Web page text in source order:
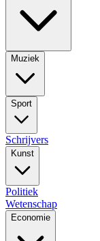
Muziek
Sport
Schrijvers
Kunst
Politiek
Wetenschap
Economie